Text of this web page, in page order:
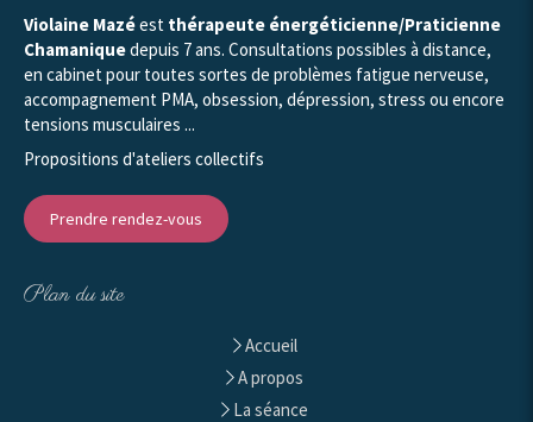
Violaine Mazéest thérapeute énergéticienne/Praticienne
Chamaniquedepuis 7 ans. Consultations possibles à distance,
en cabinet pour toutes sortes de problèmes fatigue nerveuse,
accompagnement PMA, obsession, dépression, stress ou encore
tensions musculaires ...
Propositions d'ateliers collectifs
Prendre rendez-vous
Plan du site
Accueil
A propos
La séance